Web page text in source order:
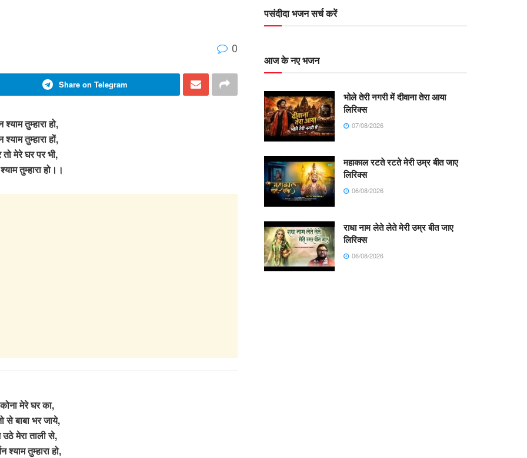
0
Share on Telegram
श्याम तुम्हारा हो,
श्याम तुम्हारा हों,
तो मेरे घर पर भी,
तुम्हारा हो।।
मेरे घर का,
से बाबा भर जाये,
मेरा ताली से,
श्याम तुम्हारा हो,
पसंदीदा भजन सर्च करें
आज के नए भजन
भोले तेरी नगरी में दीवाना तेरा आया
लिरिक्स
07/08/2026
महाकाल रटते रटते मेरी उम्र बीत जाए
लिरिक्स
06/08/2026
राधा नाम लेते लेते मेरी उम्र बीत जाए
लिरिक्स
06/08/2026